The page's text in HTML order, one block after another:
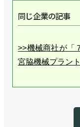
同じ企業の記事
>>機械商社が「
宮脇機械プラント